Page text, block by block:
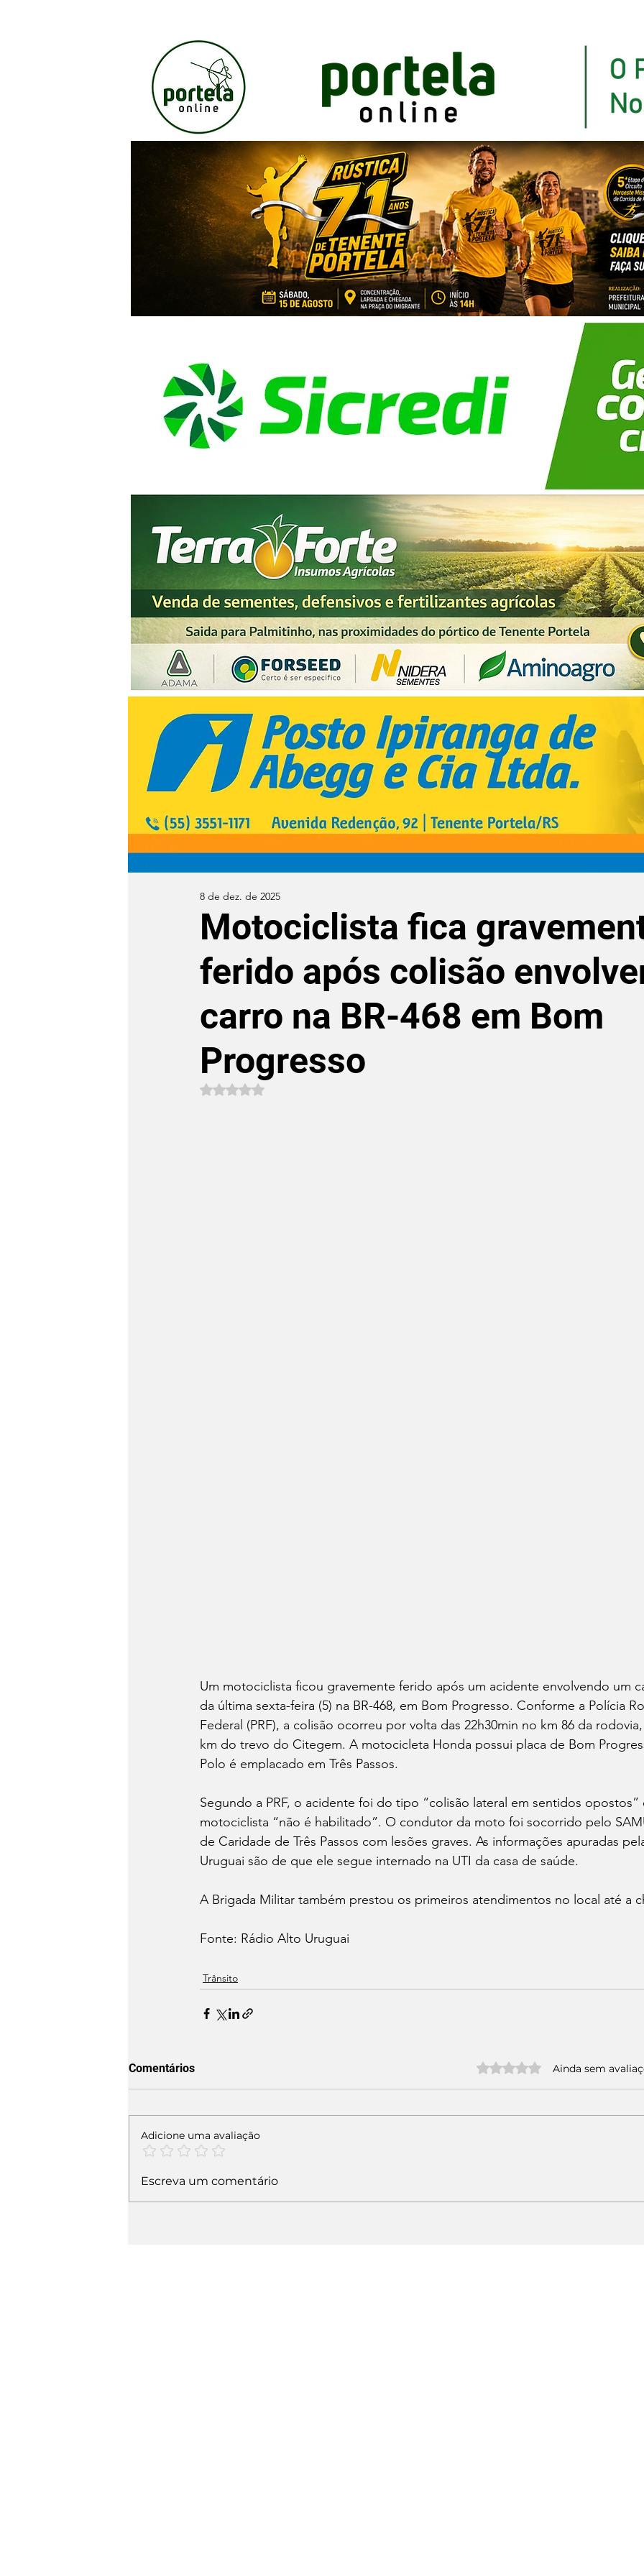
Motociclista fica
ferido após colisão
carro na BR-468 em Bom
Progresso
8 de dez. de 2025
Avaliado com NaN de 5 estrelas.
Um motociclista ficou gravemente ferido após um acidente envolvendo um
da última sexta-feira (5) na BR-468, em Bom Progresso. Conforme a Polícia
Federal (PRF), a colisão ocorreu por volta das 22h30min no km 86 da
km do trevo do Citegem. A motocicleta Honda possui placa de Bom
Polo é emplacado em Três Passos.
Segundo a PRF, o acidente foi do tipo “colisão lateral em sentidos
motociclista “não é habilitado”. O condutor da moto foi socorrido pelo
de Caridade de Três Passos com lesões graves. As informações apuradas
Uruguai são de que ele segue internado na UTI da casa de saúde.
A Brigada Militar também prestou os primeiros atendimentos no local até a
Fonte: Rádio Alto Uruguai
Trânsito
Comentários Avaliado com 0 de 5 estrelas.
Ainda sem
Adicione uma avaliação
Escreva um comentário